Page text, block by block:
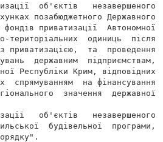
об'єктів   незавершеного
позабюджетного Державного
приватизації  Автономної
територіальних  одиниць  після
приватизацією,  та  проведення
державним  підприємствам,
Республіки Крим, відповідних
спрямуванням  на фінансування
значення  державної
об'єктів   незавершеного
будівельної  програми,